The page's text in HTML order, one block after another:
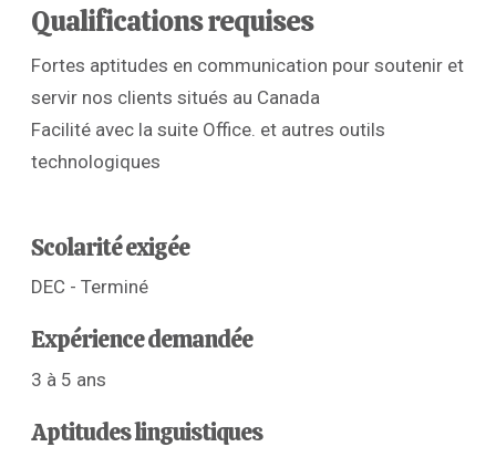
Qualifications requises
Fortes aptitudes en communication pour soutenir et
servir nos clients situés au Canada
Facilité avec la suite Office. et autres outils
technologiques
Scolarité exigée
DEC - Terminé
Expérience demandée
3 à 5 ans
Aptitudes linguistiques